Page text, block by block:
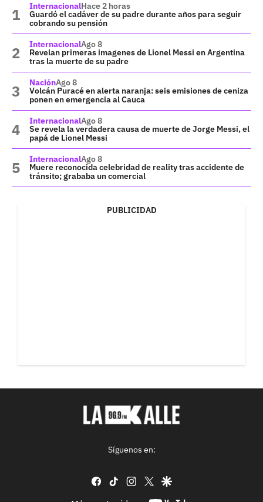
InternacionalHace 2 horas
Guardó el cadáver de su padre durante años para seguir
cobrando su pensión
InternacionalAgo 8
Revelan primeras imagenes de Lionel Messi en Argentina
tras la muerte de su padre
NaciónAgo 8
Volcán Puracé en alerta naranja: seis emisiones de ceniza
ponen en emergencia al Cauca
InternacionalAgo 8
Se revela la verdadera causa de muerte de Jorge Messi, el
papá de Lionel Messi
InternacionalAgo 8
Muere reconocida celebridad de reality tras accidente de
tránsito; grababa un comercial
PUBLICIDAD
Síguenos en:
facebook
tiktok instagram
twittergoogle